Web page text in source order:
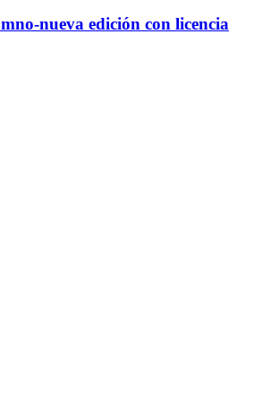
nueva edición con licencia